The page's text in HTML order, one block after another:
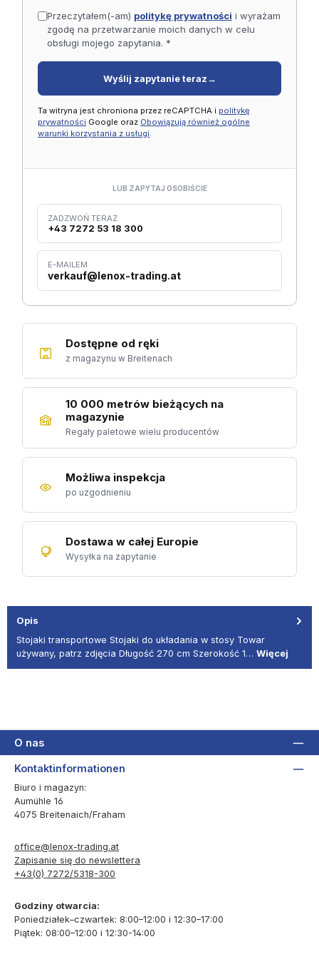
Przeczytałem(-am) politykę prywatności i wyrażam
zgodę na przetwarzanie moich danych w celu
obsługi mojego zapytania. *
Wyślij zapytanie teraz →
Ta witryna jest chroniona przez reCAPTCHA i politykę
prywatności Google oraz Obowiązują również ogólne
warunki korzystania z usługi.
LUB ZAPYTAJ OSOBIŚCIE
ZADZWOŃ TERAZ
+43 7272 53 18 300
E-MAILEM
verkauf@lenox-trading.at
Dostępne od ręki
z magazynu w Breitenach
10 000 metrów bieżących na
magazynie
Regały paletowe wielu producentów
Możliwa inspekcja
po uzgodnieniu
Dostawa w całej Europie
Wysyłka na zapytanie
Opis
Stojaki transportowe Stojaki do układania w stosy Towar
używany, patrz zdjęcia Długość 270 cm Szerokość 1… Więcej
O nas
Kontaktinformationen
Biuro i magazyn:
Aumühle 16
4075 Breitenaich/Fraham
office@lenox-trading.at
Zapisanie się do newslettera
+43(0) 7272/5318-300
Godziny otwarcia:
Poniedziałek–czwartek: 8:00–12:00 i 12:30–17:00
Piątek: 08:00–12:00 i 12:30-14:00